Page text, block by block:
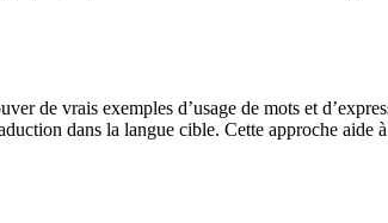
de vrais exemples d’usage de mots et
dans la langue cible. Cette approche aide